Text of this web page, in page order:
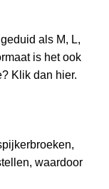
als M, L,
is het ook
Klik dan hier.
, waardoor